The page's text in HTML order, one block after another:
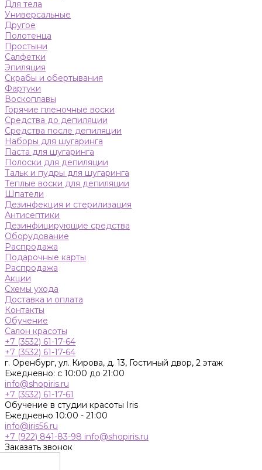
Для тела
Универсальные
Другое
Полотенца
Простыни
Салфетки
Эпиляция
Скрабы и обертывания
Фартуки
Воскоплавы
Горячие пленочные воски
Средства до депиляции
Средства после депиляции
Наборы для шугаринга
Паста для шугаринга
Полоски для депиляции
Тальк и пудры для шугаринга
Теплые воски для депиляции
Шпатели
Дезинфекция и стерилизация
Антисептики
Дезинфицирующие средства
Оборудование
Распродажа
Подарочные карты
Распродажа
Акции
Схемы ухода
Доставка и оплата
Контакты
Обучение
Салон красоты
+7 (3532) 61-17-64
+7 (3532) 61-17-64
г. Оренбург, ул. Кирова, д. 13, Гостиный двор, 2 этаж
Ежедневно: с 10:00 до 21:00
info@shopiris.ru
+7 (3532) 61-17-61
Обучение в студии красоты Iris
Ежедневно 10:00 - 21:00
info@iris56.ru
+7 (922) 841-83-98 info@shopiris.ru
Заказать звонок